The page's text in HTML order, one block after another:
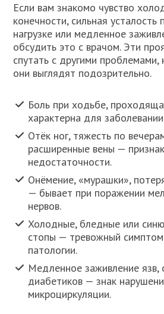
Если вам знакомо чувство
конечности, сильная
нагрузке или медленное
обсудить это с врачом. Эти
спутать с другими проблемами,
они выглядят подозрительно.
Боль при ходьбе,
характерна для
Отёк ног, тяжесть по
расширенные вены —
недостаточности.
Онёмение, «мурашки»,
— бывает при поражении
нервов.
Холодные, бледные или
стопы — тревожный
патологии.
Медленное заживление язв,
диабетиков — знак
микроциркуляции.